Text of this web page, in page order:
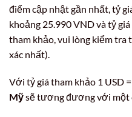
điểm cập nhật gần nhất, tỷ
khoảng 25.990 VND và tỷ
tham khảo, vui lòng kiểm tra
xác nhất).
Với tỷ giá tham khảo 1 USD
Mỹsẽ tương đương với một